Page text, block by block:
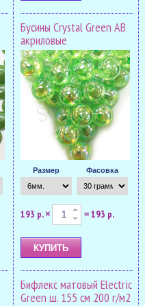
Бусины Crystal Green AB
акриловые
Размер Фасовка
193 р.× = 193 р.
Бифлекс матовый Electric
Green ш. 155 см 200 г/м2